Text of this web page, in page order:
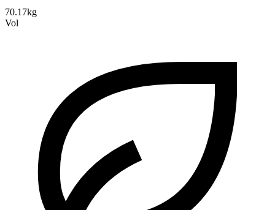
70.17kg
Vol